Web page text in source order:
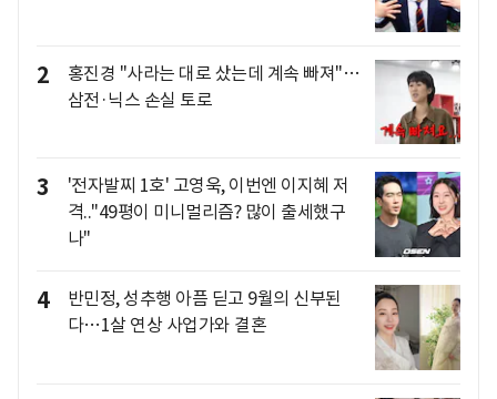
2
홍진경 "사라는 대로 샀는데 계속 빠져"…
삼전·닉스 손실 토로
3
'전자발찌 1호' 고영욱, 이번엔 이지혜 저
격.."49평이 미니멀리즘? 많이 출세했구
나"
4
반민정, 성추행 아픔 딛고 9월의 신부된
다…1살 연상 사업가와 결혼